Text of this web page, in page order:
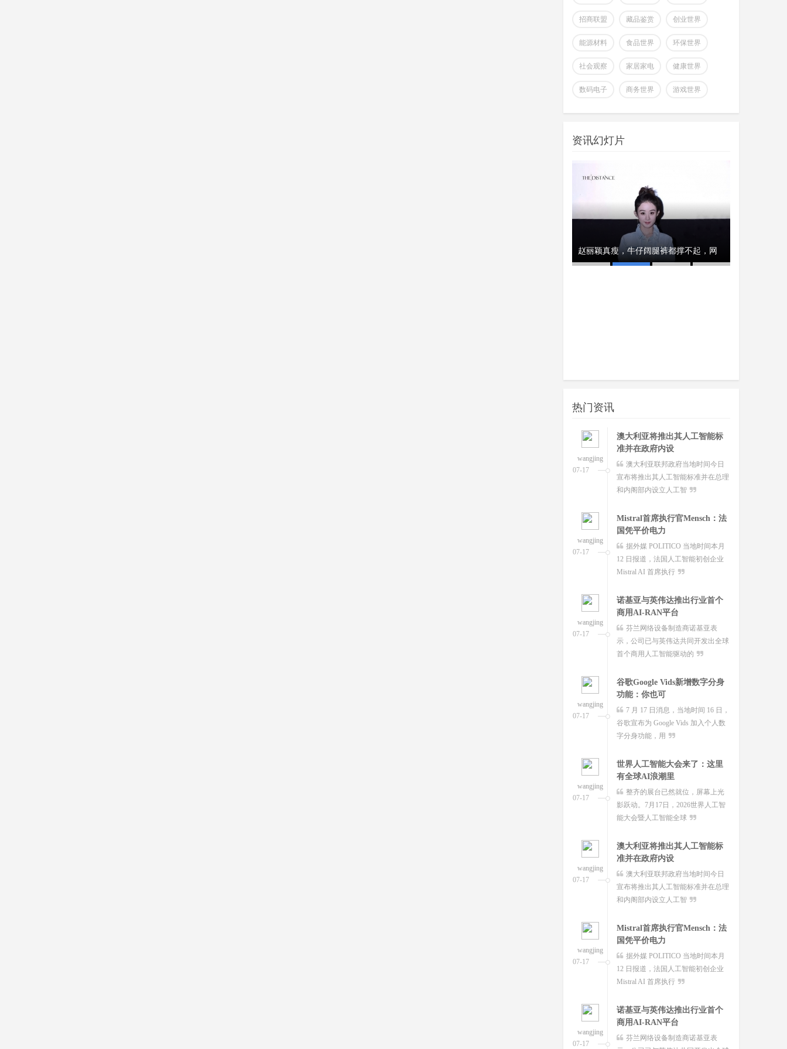
扫描关注,了解最新资讯
关注官方微博 关注官方微信
实时了解财经信息
改变你所看到的世界
招商联盟 藏品鉴赏 创业世界
能源材料 食品世界 环保世界
社会观察 家居家电 健康世界
数码电子 商务世界 游戏世界
资讯幻灯片
赵丽颖真瘦，牛仔阔腿裤都撑不起，网
热门资讯
wangjing
全球首个可变形个人机器人，
上纬新材启元T1
上纬新材今日官宣，全球首个可
变形个人机器人 —— 启元 T，正式
登场。据介绍，上纬新
澳大利亚联邦政府当地时间今日
07-17
wangjing
Mistral首席执行官Mensch：法
国凭平价电力
据外媒 POLITICO 当地时间本月
12 日报道，法国人工智能初创企业
Mistral AI 首席执行
07-17
wangjing
诺基亚与英伟达推出行业首个
商用AI-RAN平台
芬兰网络设备制造商诺基亚表
示，公司已与英伟达共同开发出全球
首个商用人工智能驱动的
07-17
wangjing
谷歌Google Vids新增数字分身
功能：你也可
7 月 17 日消息，当地时间 16 日，
谷歌宣布为 Google Vids 加入个人数
字分身功能，用
07-17
wangjing
世界人工智能大会来了：这里
有全球AI浪潮里
整齐的展台已然就位，屏幕上光
影跃动。7月17日，2026世界人工智
能大会暨人工智能全球
07-17
wangjing
Cloudflare推出Precursor：一键
导入，持续
7 月 16 日消息，互联网基础服务
企业 Cloudflare 当地时间本月 13 日宣
布推出持续行为
07-17
wangjing
苹果AI有啥用？Apple
Intelligence这些功能
等了两年，国行苹果AI终于要来
了。7月15日，网信办发布公
告，"Apple智能"正式完成备案
07-17
wangjing
OpenAI前女CTO创业发布首款
AI模型：借鉴中
穆拉蒂凤凰网科技讯 北京时间7月
16日，据《华尔街日报》报道，
OpenAI前首席技术官米拉
07-17
wangjing
全球首个可变形个人机器人，
上纬新材启元T1
上纬新材今日官宣，全球首个可
变形个人机器人 —— 启元 T，正式
登场。据介绍，上纬新
07-17
wangjing
超越Opus 4.7美国顶级大模型
Kimi K3即将发
这个月会有多款国产重量级大模
型发布，除了DeepSeek V4正式版之
外，最受关注的当属月
07-17
wangjing
澳大利亚将推出其人工智能标
准并在政府内设
澳大利亚联邦政府当地时间今日
宣布将推出其人工智能标准并在总理
和内阁部内设立人工智
07-17
wangjing
Mistral首席执行官Mensch：法
国凭平价电力
据外媒 POLITICO 当地时间本月
12 日报道，法国人工智能初创企业
Mistral AI 首席执行
07-17
wangjing
诺基亚与英伟达推出行业首个
商用AI-RAN平台
芬兰网络设备制造商诺基亚表
示，公司已与英伟达共同开发出全球
首个商用人工智能驱动的
07-17
wangjing
谷歌Google Vids新增数字分身
功能：你也可
7 月 17 日消息，当地时间 16 日，